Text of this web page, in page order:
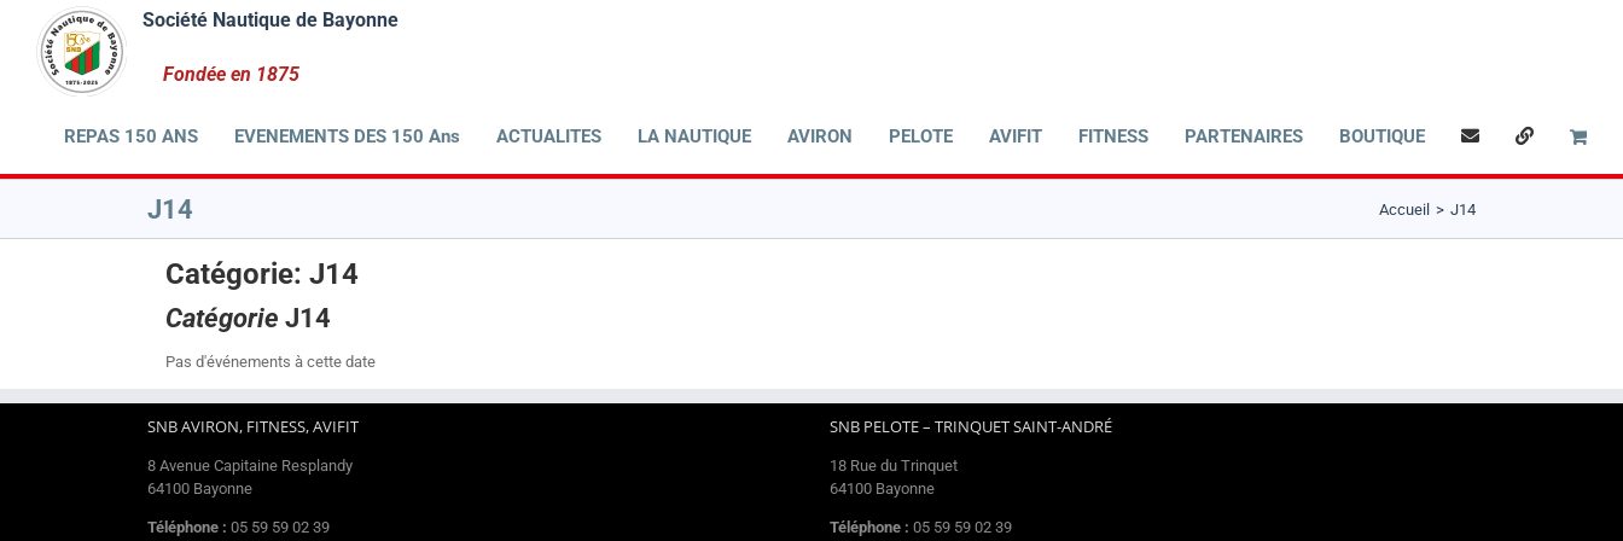
contenu
REPAS 150 ANS EVENEMENTS DES 150 Ans ACTUALITES LA NAUTIQUE AVIRON PELOTE AVIFIT FITNESS PARTENAIRES BOUTIQUE
J14 Accueil J14
Catégorie: J14
Catégorie J14
Pas d'événements à cette date
SNB AVIRON, FITNESS, AVIFIT
8 Avenue Capitaine Resplandy
64100 Bayonne
Téléphone : 05 59 59 02 39
SNB PELOTE – TRINQUET SAINT-ANDRÉ
18 Rue du Trinquet
64100 Bayonne
Téléphone : 05 59 59 02 39